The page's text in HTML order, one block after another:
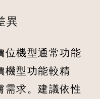
異
位機型通常功能
機型功能較精
需求。建議依性